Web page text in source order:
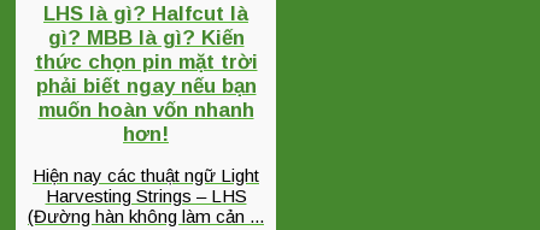
LHS là gì? Halfcut là
gì? MBB là gì? Kiến
thức chọn pin mặt trời
phải biết ngay nếu bạn
muốn hoàn vốn nhanh
hơn!
Hiện nay các thuật ngữ Light
Harvesting Strings – LHS
(Đường hàn không làm cản ...